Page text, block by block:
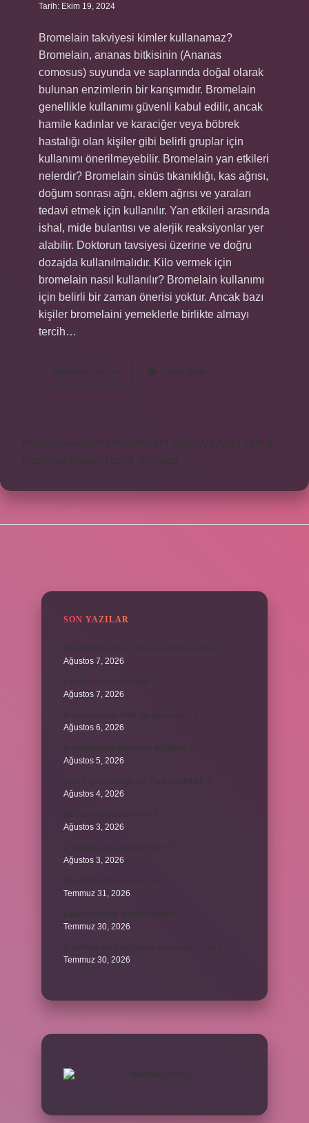
Tarih: Ekim 19, 2024
Bromelain takviyesi kimler kullanamaz?
Bromelain, ananas bitkisinin (Ananas
comosus) suyunda ve saplarında doğal olarak
bulunan enzimlerin bir karışımıdır. Bromelain
genellikle kullanımı güvenli kabul edilir, ancak
hamile kadınlar ve karaciğer veya böbrek
hastalığı olan kişiler gibi belirli gruplar için
kullanımı önerilmeyebilir. Bromelain yan etkileri
nelerdir? Bromelain sinüs tıkanıklığı, kas ağrısı,
doğum sonrası ağrı, eklem ağrısı ve yaraları
tedavi etmek için kullanılır. Yan etkileri arasında
ishal, mide bulantısı ve alerjik reaksiyonlar yer
alabilir. Doktorun tavsiyesi üzerine ve doğru
dozajda kullanılmalıdır. Kilo vermek için
bromelain nasıl kullanılır? Bromelain kullanımı
için belirli bir zaman önerisi yoktur. Ancak bazı
kişiler bromelaini yemeklerle birlikte almayı
tercih…
Devamını okuyun
Bromelain
Kimler
Yorum Bırak
https://www.teomanforum.com
https://vavyapi.com.tr
https://parkhayat.com.tr
Sitemap
SON YAZILAR
Ağustos 7, 2026
Ağustos 7, 2026
Ağustos 6, 2026
Ağustos 5, 2026
Ağustos 4, 2026
Ağustos 3, 2026
Ağustos 3, 2026
Temmuz 31, 2026
Temmuz 30, 2026
Temmuz 30, 2026